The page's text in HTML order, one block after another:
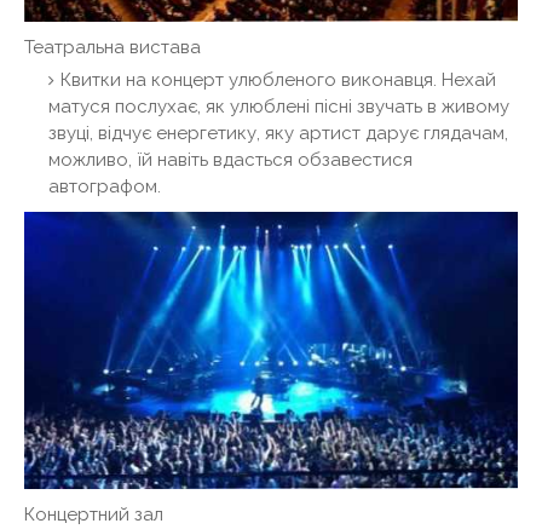
Театральна вистава
Квитки на концерт улюбленого виконавця. Нехай
матуся послухає, як улюблені пісні звучать в живому
звуці, відчує енергетику, яку артист дарує глядачам,
можливо, їй навіть вдасться обзавестися
автографом.
Концертний зал